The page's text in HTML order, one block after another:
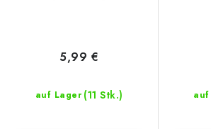
auf Lager (11 Stk.)
5,99 €